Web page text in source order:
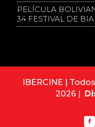
PELÍCULA
34 FESTIVAL DE
IBERCINE |
2026 |